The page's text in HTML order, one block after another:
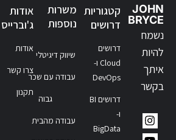
JOHN
BRYCE
נשמח
להיות
איתך
בקשר
קטגוריות
דרושים
דרושים
Cloud ו-
DevOps
דרושים BI
ו-
BigData
משרות
נוספות
שיווק דיגיטלי
עבודה עם שכר
גבוה
עבודה מהבית
אודות
ג'וברייס
אודות
צרו קשר
תקנון